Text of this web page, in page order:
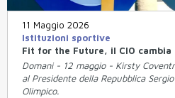
11 Maggio 2026
Istituzioni sportive
Fit for the Future, il CIO cambia
Domani - 12 maggio - Kirsty
al Presidente della Repubblica
Olimpico.